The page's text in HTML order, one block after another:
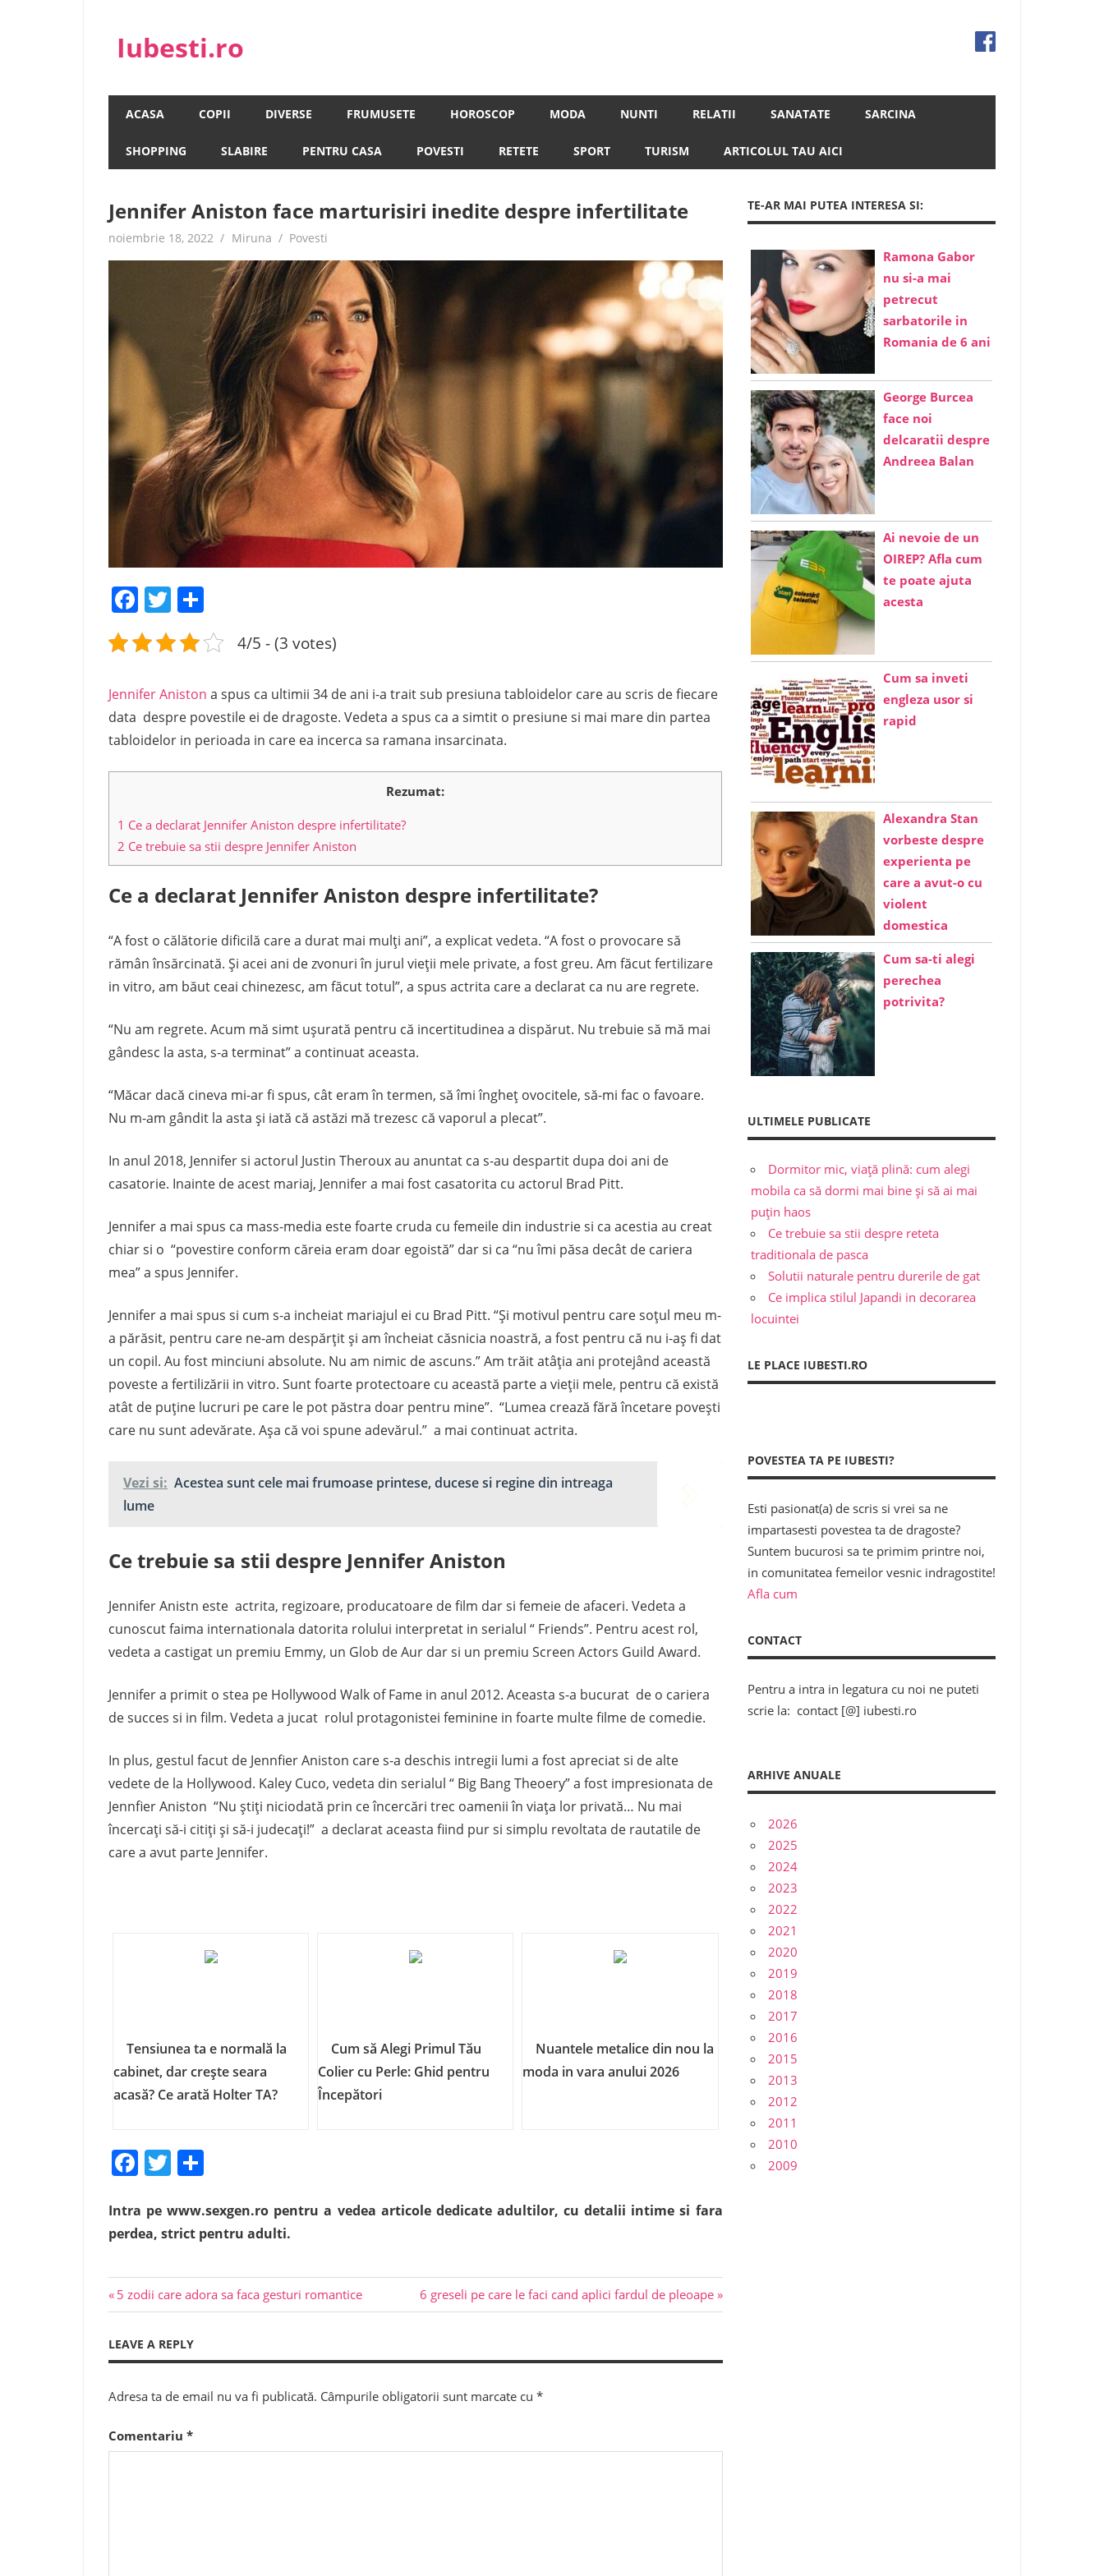
Iubesti.ro
ACASA COPII DIVERSE FRUMUSETE HOROSCOP MODA NUNTI RELATII SANATATE SARCINA
SHOPPING SLABIRE PENTRU CASA POVESTI RETETE SPORT TURISM ARTICOLUL TAU AICI
Jennifer Aniston face marturisiri inedite despre infertilitate
noiembrie 18, 2022 Miruna Povesti
Facebook
Twitter
4/5 - (3 votes)
Jennifer Aniston a spus ca ultimii 34 de ani i-a trait sub presiuna tabloidelor care au scris de fiecare
data despre povestile ei de dragoste. Vedeta a spus ca a simtit o presiune si mai mare din partea
tabloidelor in perioada in care ea incerca sa ramana insarcinata.
Rezumat:
1 Ce a declarat Jennifer Aniston despre infertilitate?
2 Ce trebuie sa stii despre Jennifer Aniston
Ce a declarat Jennifer Aniston despre infertilitate?
“A fost o călătorie dificilă care a durat mai mulți ani”, a explicat vedeta. “A fost o provocare să
rămân însărcinată. Şi acei ani de zvonuri în jurul vieţii mele private, a fost greu. Am făcut fertilizare
in vitro, am băut ceai chinezesc, am făcut totul”, a spus actrita care a declarat ca nu are regrete.
“Nu am regrete. Acum mă simt ușurată pentru că incertitudinea a dispărut. Nu trebuie să mă mai
gândesc la asta, s-a terminat” a continuat aceasta.
“Măcar dacă cineva mi-ar fi spus, cât eram în termen, să îmi îngheț ovocitele, să-mi fac o favoare.
Nu m-am gândit la asta și iată că astăzi mă trezesc că vaporul a plecat”.
In anul 2018, Jennifer si actorul Justin Theroux au anuntat ca s-au despartit dupa doi ani de
casatorie. Inainte de acest mariaj, Jennifer a mai fost casatorita cu actorul Brad Pitt.
Jennifer a mai spus ca mass-media este foarte cruda cu femeile din industrie si ca acestia au creat
chiar si o “povestire conform căreia eram doar egoistă” dar si ca “nu îmi păsa decât de cariera
mea” a spus Jennifer.
Jennifer a mai spus si cum s-a incheiat mariajul ei cu Brad Pitt. “Și motivul pentru care soțul meu m-
a părăsit, pentru care ne-am despărțit și am încheiat căsnicia noastră, a fost pentru că nu i-aș fi dat
un copil. Au fost minciuni absolute. Nu am nimic de ascuns.” Am trăit atâţia ani protejând această
poveste a fertilizării in vitro. Sunt foarte protectoare cu această parte a vieţii mele, pentru că există
atât de puţine lucruri pe care le pot păstra doar pentru mine”. “Lumea crează fără încetare poveşti
care nu sunt adevărate. Aşa că voi spune adevărul.” a mai continuat actrita.
Vezi si: Acestea sunt cele mai frumoase printese, ducese si regine din intreaga
lume
Ce trebuie sa stii despre Jennifer Aniston
Jennifer Anistn este actrita, regizoare, producatoare de film dar si femeie de afaceri. Vedeta a
cunoscut faima internationala datorita rolului interpretat in serialul “ Friends”. Pentru acest rol,
vedeta a castigat un premiu Emmy, un Glob de Aur dar si un premiu Screen Actors Guild Award.
Jennifer a primit o stea pe Hollywood Walk of Fame in anul 2012. Aceasta s-a bucurat de o cariera
de succes si in film. Vedeta a jucat rolul protagonistei feminine in foarte multe filme de comedie.
In plus, gestul facut de Jennfier Aniston care s-a deschis intregii lumi a fost apreciat si de alte
vedete de la Hollywood. Kaley Cuco, vedeta din serialul “ Big Bang Theoery” a fost impresionata de
Jennfier Aniston “Nu ştiţi niciodată prin ce încercări trec oamenii în viaţa lor privată… Nu mai
încercaţi să-i citiţi şi să-i judecaţi!” a declarat aceasta fiind pur si simplu revoltata de rautatile de
care a avut parte Jennifer.
Tensiunea ta e normală la
cabinet, dar crește seara
acasă? Ce arată Holter TA?
Cum să Alegi Primul Tău
Colier cu Perle: Ghid pentru
Începători
Nuantele metalice din nou la
moda in vara anului 2026
Facebook
Twitter
Intra pe www.sexgen.ro pentru a vedea articole dedicate adultilor, cu detalii intime si fara
perdea, strict pentru adulti.
Navigare
articole
Previous
Post:
5 zodii care adora sa faca gesturi romantice
Next
Post:
6 greseli pe care le faci cand aplici fardul de pleoape
LEAVE A REPLY
Adresa ta de email nu va fi publicată. Câmpurile obligatorii sunt marcate cu *
Comentariu *
TE-AR MAI PUTEA INTERESA SI:
Ramona Gabor
nu si-a mai
petrecut
sarbatorile in
Romania de 6 ani
George Burcea
face noi
delcaratii despre
Andreea Balan
Ai nevoie de un
OIREP? Afla cum
te poate ajuta
acesta
Cum sa inveti
engleza usor si
rapid
Alexandra Stan
vorbeste despre
experienta pe
care a avut-o cu
violent
domestica
Cum sa-ti alegi
perechea
potrivita?
ULTIMELE PUBLICATE
Dormitor mic, viață plină: cum alegi
mobila ca să dormi mai bine și să ai mai
puțin haos
Ce trebuie sa stii despre reteta
traditionala de pasca
Solutii naturale pentru durerile de gat
Ce implica stilul Japandi in decorarea
locuintei
LE PLACE IUBESTI.RO
POVESTEA TA PE IUBESTI?
Esti pasionat(a) de scris si vrei sa ne
impartasesti povestea ta de dragoste?
Suntem bucurosi sa te primim printre noi,
in comunitatea femeilor vesnic indragostite!
Afla cum
CONTACT
Pentru a intra in legatura cu noi ne puteti
scrie la: contact [@] iubesti.ro
ARHIVE ANUALE
2026
2025
2024
2023
2022
2021
2020
2019
2018
2017
2016
2015
2013
2012
2011
2010
2009